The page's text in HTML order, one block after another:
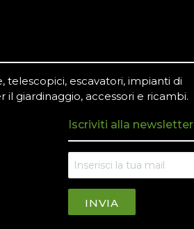
telescopici, escavatori, impianti di
giardinaggio, accessori e ricambi.
Iscriviti alla newsletter
INVIA